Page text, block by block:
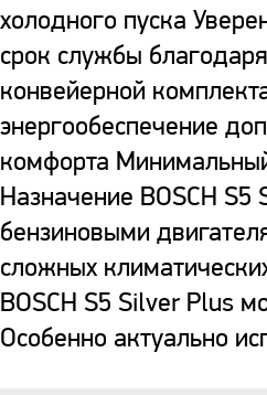
холодного пуска
срок службы
конвейерной
энергообеспечение
комфорта
Назначение BOSCH
бензиновыми
сложных
BOSCH S5 Silver Plus
Особенно актуально